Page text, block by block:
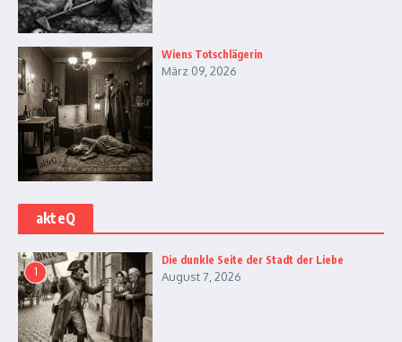
Wiens Totschlägerin
März 09, 2026
akteQ
1
Die dunkle Seite der Stadt der Liebe
August 7, 2026